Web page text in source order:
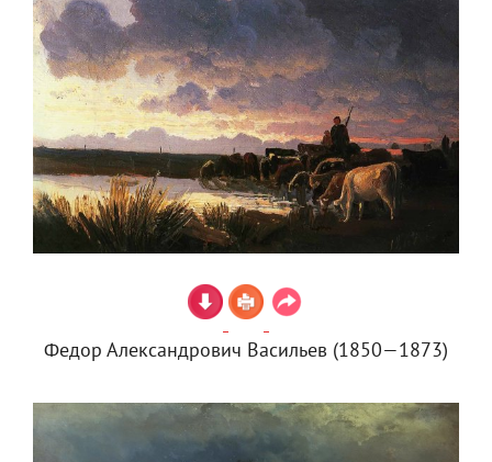
Федор Александрович Васильев (1850—1873)